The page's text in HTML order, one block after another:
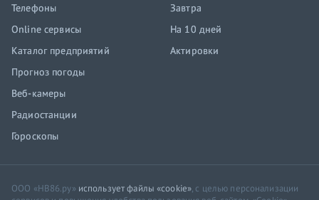
Телефоны
Online сервисы
Каталог предприятий
Прогноз погоды
Веб-камеры
Радиостанции
Гороскопы
Завтра
На 10 дней
Актировки
ООО «НВ86.ру» использует файлы «cookie», с целью персонализации